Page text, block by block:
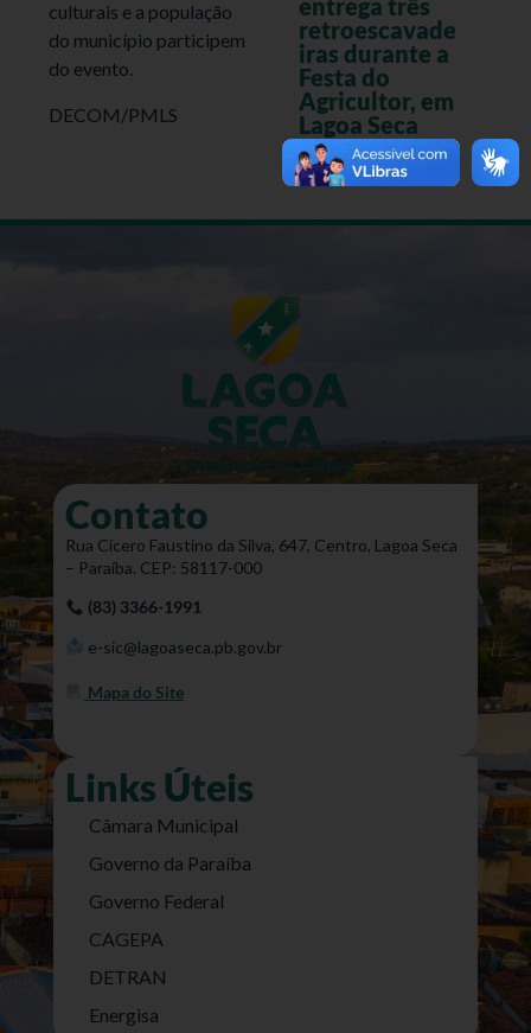
culturais e a população
do município participem
do evento.
DECOM/PMLS
entrega três
retroescavade
iras durante a
Festa do
Agricultor, em
Lagoa Seca
Contato
Rua Cícero Faustino da Silva, 647, Centro, Lagoa Seca
– Paraíba. CEP: 58117-000
(83) 3366-1991
e-sic@lagoaseca.pb.gov.br
Mapa do Site
Links Úteis
Câmara Municipal
Governo da Paraíba
Governo Federal
CAGEPA
DETRAN
Energisa